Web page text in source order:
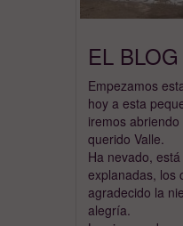
EL BLOG
Empezamos
hoy a esta
iremos
querido Valle.
Ha nevado,
explanadas, los
agradecido la
alegría.